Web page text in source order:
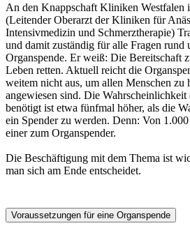
An den Knappschaft Kliniken Westfalen
(Leitender Oberarzt der Kliniken für
Intensivmedizin und Schmerztherapie)
und damit zuständig für alle Fragen rund
Organspende. Er weiß: Die Bereitschaft
Leben retten. Aktuell reicht die
weitem nicht aus, um allen Menschen zu
angewiesen sind. Die Wahrscheinlichkeit
benötigt ist etwa fünfmal höher, als die
ein Spender zu werden. Denn: Von
einer zum Organspender.
Die Beschäftigung mit dem Thema ist
man sich am Ende entscheidet.
Voraussetzungen für eine Organspende